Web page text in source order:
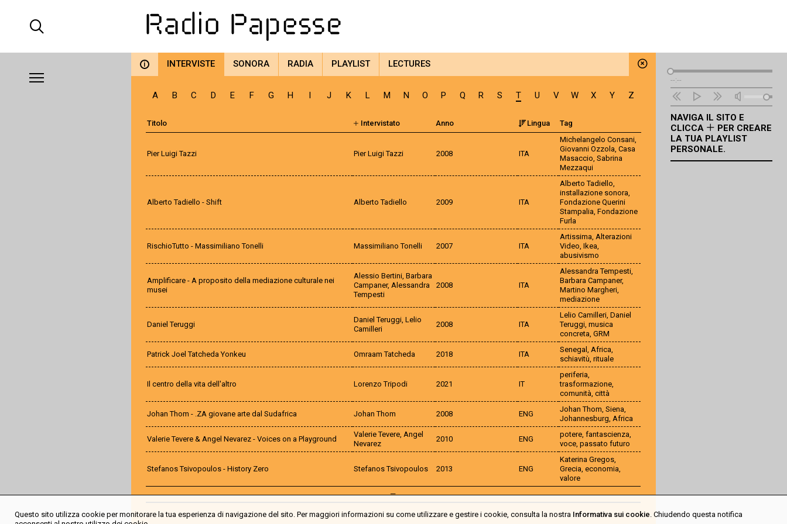
i INTERVISTE SONORA RADIA PLAYLIST LECTURES
A B C D E F G H I J K L M N O P Q R S T U V W X Y Z
Titolo Intervistato Anno Lingua Tag
Pier Luigi Tazzi Pier Luigi Tazzi 2008 ITA
Michelangelo Consani,
Giovanni Ozzola, Casa
Masaccio, Sabrina
Mezzaqui
Alberto Tadiello - Shift Alberto Tadiello 2009 ITA
Alberto Tadiello,
installazione sonora,
Fondazione Querini
Stampalia, Fondazione
Furla
RischioTutto - Massimiliano Tonelli Massimiliano Tonelli 2007 ITA
Artissima, Alterazioni
Video, Ikea,
abusivismo
Amplificare - A proposito della mediazione culturale nei
musei
Alessio Bertini, Barbara
Campaner, Alessandra
Tempesti
2008 ITA
Alessandra Tempesti,
Barbara Campaner,
Martino Margheri,
mediazione
Daniel Teruggi
Daniel Teruggi, Lelio
Camilleri
2008 ITA
Lelio Camilleri, Daniel
Teruggi, musica
concreta, GRM
Patrick Joel Tatcheda Yonkeu Omraam Tatcheda 2018 ITA
Senegal , Africa,
schiavitù, rituale
Il centro della vita dell'altro Lorenzo Tripodi 2021 IT
periferia,
trasformazione,
comunità, città
Johan Thom - .ZA giovane arte dal Sudafrica Johan Thom 2008 ENG
Johan Thom, Siena,
Johannesburg, Africa
Valerie Tevere & Angel Nevarez - Voices on a Playground
Valerie Tevere, Angel
Nevarez
2010 ENG
potere, fantascienza,
voce, passato futuro
Stefanos Tsivopoulos - History Zero Stefanos Tsivopoulos 2013 ENG
Katerina Gregos,
Grecia, economia,
valore
—
Lettore
Audio
--:--
NAVIGA IL SITO E
CLICCA
PER CREARE
LA TUA PLAYLIST
PERSONALE.
Questo sito utilizza cookie per monitorare la tua esperienza di navigazione del sito. Per maggiori informazioni su come utilizzare e gestire i cookie, consulta la nostra Informativa sui cookie. Chiudendo questa notifica